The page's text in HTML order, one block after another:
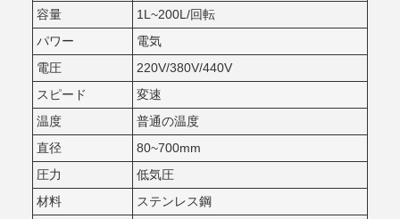
容量
1L~200L/回転
パワー
電気
電圧
220V/380V/440V
スピード
変速
温度
普通の温度
直径
80~700mm
圧力
低気圧
材料
ステンレス鋼